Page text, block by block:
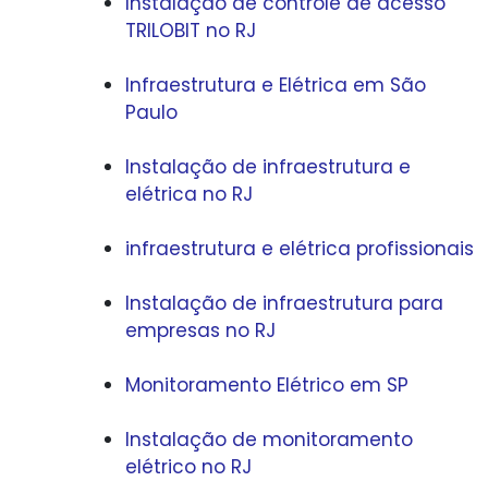
TRILOBIT no RJ
Infraestrutura e Elétrica em São
Paulo
Instalação de infraestrutura e
elétrica no RJ
infraestrutura e elétrica profissionais
Instalação de infraestrutura para
empresas no RJ
Monitoramento Elétrico em SP
Instalação de monitoramento
elétrico no RJ